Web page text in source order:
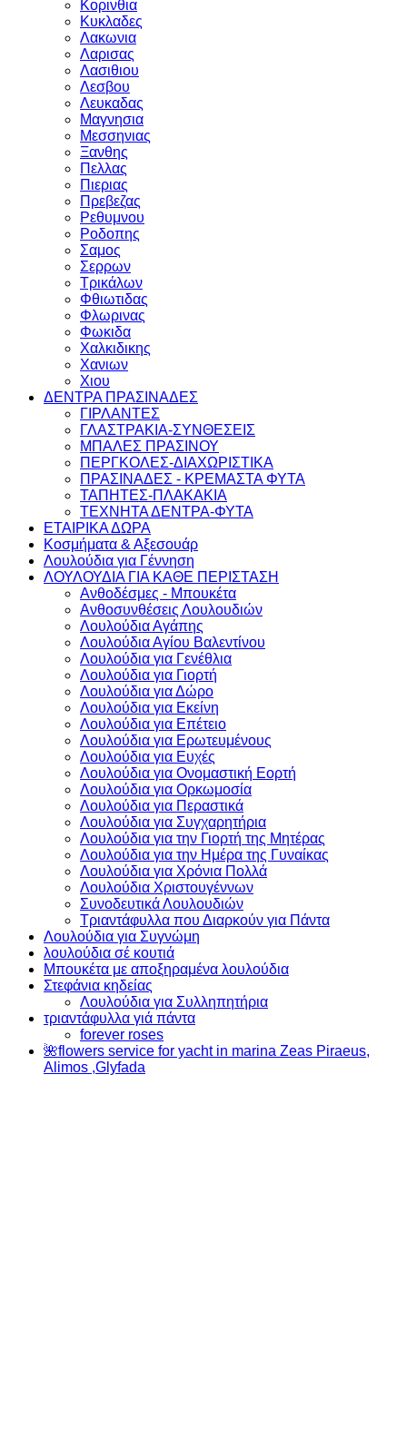
Κορινθια
Κυκλαδες
Λακωνια
Λαρισας
Λασιθιου
Λεσβου
Λευκαδας
Μαγνησια
Μεσσηνιας
Ξανθης
Πελλας
Πιεριας
Πρεβεζας
Ρεθυμνου
Ροδοπης
Σαμος
Σερρων
Τρικάλων
Φθιωτιδας
Φλωρινας
Φωκιδα
Χαλκιδικης
Χανιων
Χιου
ΔΕΝΤΡΑ ΠΡΑΣΙΝΑΔΕΣ
ΓΙΡΛΑΝΤΕΣ
ΓΛΑΣΤΡΑΚΙΑ-ΣΥΝΘΕΣΕΙΣ
ΜΠΑΛΕΣ ΠΡΑΣΙΝΟΥ
ΠΕΡΓΚΟΛΕΣ-ΔΙΑΧΩΡΙΣΤΙΚΑ
ΠΡΑΣΙΝΑΔΕΣ - ΚΡΕΜΑΣΤΑ ΦΥΤΑ
ΤΑΠΗΤΕΣ-ΠΛΑΚΑΚΙΑ
ΤΕΧΝΗΤΑ ΔΕΝΤΡΑ-ΦΥΤΑ
ΕΤΑΙΡΙΚΑ ΔΩΡΑ
Κοσμήματα & Αξεσουάρ
Λουλούδια για Γέννηση
ΛΟΥΛΟΥΔΙΑ ΓΙΑ ΚΑΘΕ ΠΕΡΙΣΤΑΣΗ
Ανθοδέσμες - Μπουκέτα
Ανθοσυνθέσεις Λουλουδιών
Λουλούδια Αγάπης
Λουλούδια Αγίου Βαλεντίνου
Λουλούδια για Γενέθλια
Λουλούδια για Γιορτή
Λουλούδια για Δώρο
Λουλούδια για Εκείνη
Λουλούδια για Επέτειο
Λουλούδια για Ερωτευμένους
Λουλούδια για Ευχές
Λουλούδια για Ονομαστική Εορτή
Λουλούδια για Ορκωμοσία
Λουλούδια για Περαστικά
Λουλούδια για Συγχαρητήρια
Λουλούδια για την Γιορτή της Μητέρας
Λουλούδια για την Ημέρα της Γυναίκας
Λουλούδια για Χρόνια Πολλά
Λουλούδια Χριστουγέννων
Συνοδευτικά Λουλουδιών
Τριαντάφυλλα που Διαρκούν για Πάντα
Λουλούδια για Συγνώμη
λουλούδια σέ κουτιά
Μπουκέτα με αποξηραμένα λουλούδια
Στεφάνια κηδείας
Λουλούδια για Συλληπητήρια
τριαντάφυλλα γιά πάντα
forever roses
🌺flowers service for yacht in marina Zeas Piraeus,
Alimos ,Glyfada